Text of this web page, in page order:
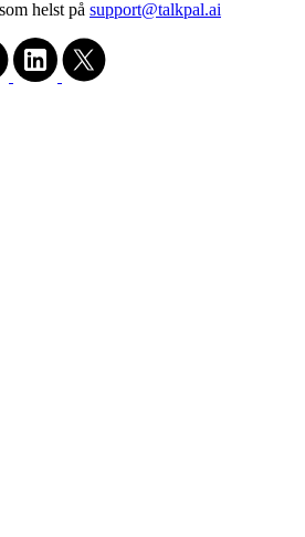
helst på support@talkpal.ai